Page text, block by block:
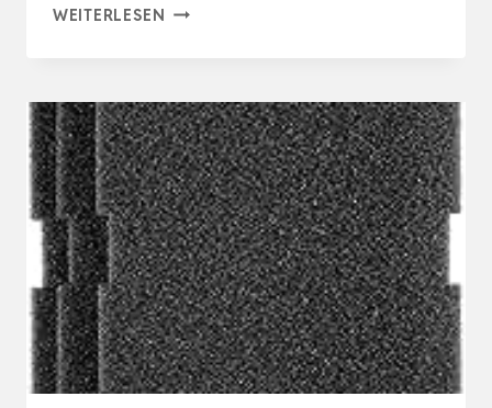
WEITERLESEN 2ER-
PASSEND
FÜR
BAUKNECHT
PRIVILEG
WHIRLPOOL
HX
481010716911
TROCKNER
WÄRMEPUMPENTRO…